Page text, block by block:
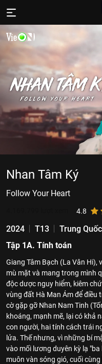
Nhan Tâm Ký
Follow Your Heart
4.8
2024 T13 Trung Quốc
Tập 1A. Tính toán
Giang Tâm Bạch (La Vân Hi),
mù mặt và mang trong mình
độc dược nguy hiểm, kiêm
vùng đất Hà Man Ám để điều
cờ gặp gỡ Nhan Nam Tinh
khoáng, mạnh mẽ, lại có khả
con người, hai tính cách trái
lửa. Thế nhưng, vì những bí
vào mối lương duyên kỳ lạ
muôn vàn sóng gió, cuối